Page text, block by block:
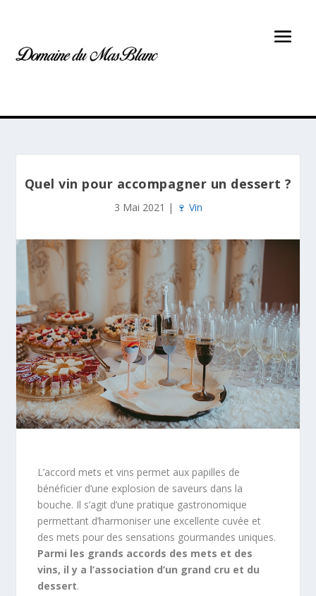
Quel vin pour accompagner un dessert ?
3 Mai 2021 | 🍷 Vin
L’accord mets et vins permet aux papilles de
bénéficier d’une explosion de saveurs dans la
bouche. Il s’agit d’une pratique gastronomique
permettant d’harmoniser une excellente cuvée et
des mets pour des sensations gourmandes uniques.
Parmi les grands accords des mets et des
vins, il y a l’association d’un grand cru et du
dessert.